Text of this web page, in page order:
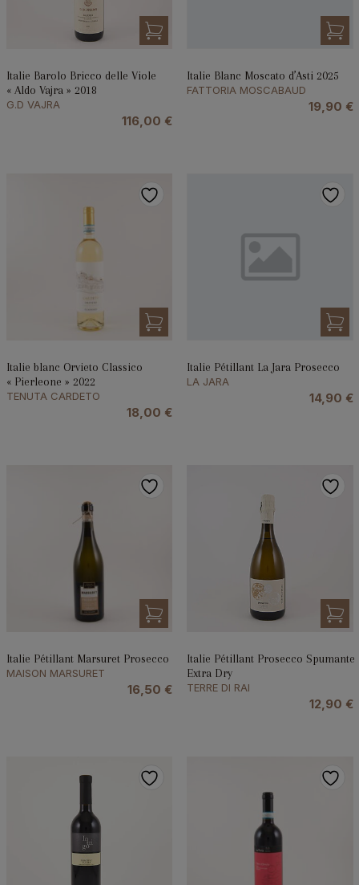
Italie Barolo Bricco delle Viole
« Aldo Vajra » 2018
G.D VAJRA
116,00 €
Italie Blanc Moscato d’Asti 2025
FATTORIA MOSCABAUD
19,90 €
Italie blanc Orvieto Classico
« Pierleone » 2022
TENUTA CARDETO
18,00 €
Italie Pétillant La Jara Prosecco
LA JARA
14,90 €
Italie Pétillant Marsuret Prosecco
MAISON MARSURET
16,50 €
Italie Pétillant Prosecco Spumante
Extra Dry
TERRE DI RAI
12,90 €